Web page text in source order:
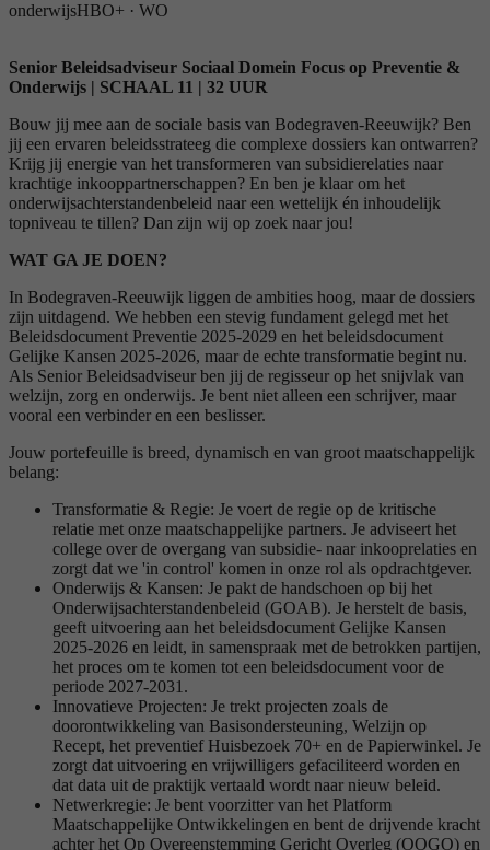
onderwijsHBO+ · WO
Senior Beleidsadviseur Sociaal Domein Focus op Preventie &
Onderwijs | SCHAAL 11 | 32 UUR
Bouw jij mee aan de sociale basis van Bodegraven-Reeuwijk? Ben
jij een ervaren beleidsstrateeg die complexe dossiers kan ontwarren?
Krijg jij energie van het transformeren van subsidierelaties naar
krachtige inkooppartnerschappen? En ben je klaar om het
onderwijsachterstandenbeleid naar een wettelijk én inhoudelijk
topniveau te tillen? Dan zijn wij op zoek naar jou!
WAT GA JE DOEN?
In Bodegraven-Reeuwijk liggen de ambities hoog, maar de dossiers
zijn uitdagend. We hebben een stevig fundament gelegd met het
Beleidsdocument Preventie 2025-2029 en het beleidsdocument
Gelijke Kansen 2025-2026, maar de echte transformatie begint nu.
Als Senior Beleidsadviseur ben jij de regisseur op het snijvlak van
welzijn, zorg en onderwijs. Je bent niet alleen een schrijver, maar
vooral een verbinder en een beslisser.
Jouw portefeuille is breed, dynamisch en van groot maatschappelijk
belang:
Transformatie & Regie: Je voert de regie op de kritische
relatie met onze maatschappelijke partners. Je adviseert het
college over de overgang van subsidie- naar inkooprelaties en
zorgt dat we 'in control' komen in onze rol als opdrachtgever.
Onderwijs & Kansen: Je pakt de handschoen op bij het
Onderwijsachterstandenbeleid (GOAB). Je herstelt de basis,
geeft uitvoering aan het beleidsdocument Gelijke Kansen
2025-2026 en leidt, in samenspraak met de betrokken partijen,
het proces om te komen tot een beleidsdocument voor de
periode 2027-2031.
Innovatieve Projecten: Je trekt projecten zoals de
doorontwikkeling van Basisondersteuning, Welzijn op
Recept, het preventief Huisbezoek 70+ en de Papierwinkel. Je
zorgt dat uitvoering en vrijwilligers gefaciliteerd worden en
dat data uit de praktijk vertaald wordt naar nieuw beleid.
Netwerkregie: Je bent voorzitter van het Platform
Maatschappelijke Ontwikkelingen en bent de drijvende kracht
achter het Op Overeenstemming Gericht Overleg (OOGO) en